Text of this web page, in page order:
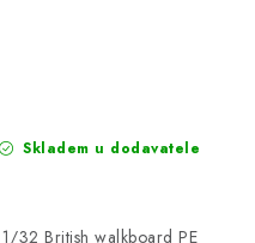
Skladem u dodavatele
1/32 British walkboard PE